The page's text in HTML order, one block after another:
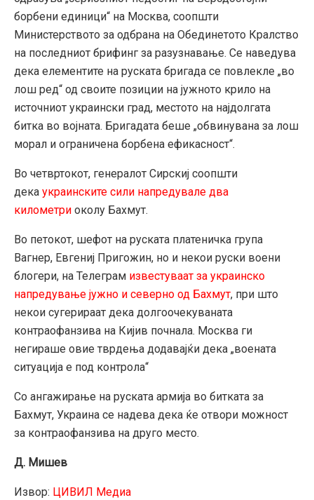
борбени единици“ на Москва, соопшти
Министерството за одбрана на Обединетото Кралство
на последниот брифинг за разузнавање. Се наведува
дека елементите на руската бригада се повлекле „во
лош ред“ од своите позиции на јужното крило на
источниот украински град, местото на најдолгата
битка во војната. Бригадата беше „обвинувана за лош
морал и ограничена борбена ефикасност“.
Во четвртокот, генералот Сирскиј соопшти
дека украинските сили напредувале два
километри околу Бахмут.
Во петокот, шефот на руската платеничка група
Вагнер, Евгениј Пригожин, но и некои руски воени
блогери, на Телеграм известуваат за украинско
напредување јужно и северно од Бахмут, при што
некои сугерираат дека долгоочекуваната
контраофанзива на Кијив почнала. Москва ги
негираше овие тврдења додавајќи дека „воената
ситуација е под контрола“
Со ангажирање на руската армија во битката за
Бахмут, Украина се надева дека ќе отвори можност
за контраофанзива на друго место.
Д. Мишев
Извор: ЦИВИЛ Медиа